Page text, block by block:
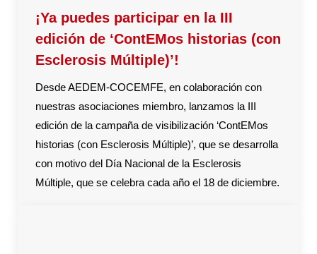
¡Ya puedes participar en la III
edición de ‘ContEMos historias (con
Esclerosis Múltiple)’!
Desde AEDEM-COCEMFE, en colaboración con
nuestras asociaciones miembro, lanzamos la III
edición de la campaña de visibilización ‘ContEMos
historias (con Esclerosis Múltiple)’, que se desarrolla
con motivo del Día Nacional de la Esclerosis
Múltiple, que se celebra cada año el 18 de diciembre.